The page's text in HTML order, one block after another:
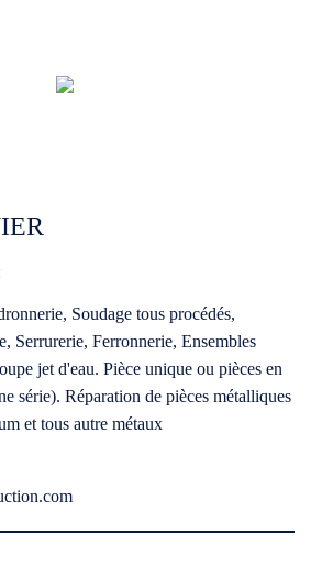
Soudage tous procédés,
Serrurerie, Ferronnerie, Ensembles
jet d'eau. Pièce unique ou pièces en
série). Réparation de pièces métalliques
et tous autre métaux